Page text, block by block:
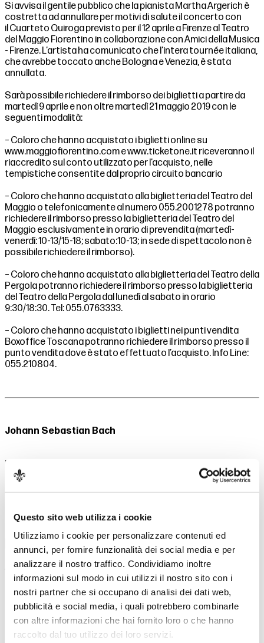
Questo sito web utilizza i cookie
Utilizziamo i cookie per personalizzare contenuti ed
annunci, per fornire funzionalità dei social media e per
analizzare il nostro traffico. Condividiamo inoltre
informazioni sul modo in cui utilizzi il nostro sito con i
nostri partner che si occupano di analisi dei dati web,
pubblicità e social media, i quali potrebbero combinarle
con altre informazioni che hai fornito loro o che hanno
raccolto dal tuo utilizzo dei loro servizi.
Si avvisa il gentile pubblico che la pianistaMartha Argerich è
costretta ad annullare per motivi di salute il concerto con
il Cuarteto Quiroga previsto per il 12 aprile a Firenze al Teatro
del Maggio Fiorentino in collaborazione con Amici della Musica
- Firenze. L’artista ha comunicato che l’intera tournée italiana,
che avrebbe toccato anche Bologna e Venezia, è stata
annullata.
Sarà possibile richiedere il rimborso dei biglietti a partire da
martedì 9 aprile e non oltre martedì21 maggio 2019 con le
seguenti modalità:
– Coloro che hanno acquistato i biglietti online su
www.maggiofiorentino.com e www.ticketone.it riceveranno il
riaccredito sul conto utilizzato per l’acquisto, nelle
tempistiche consentite dal proprio circuito bancario
– Coloro che hanno acquistato alla biglietteria del Teatro del
Maggio o telefonicamente al numero 055.2001278 potranno
richiedere il rimborso presso la biglietteria del Teatro del
Maggio esclusivamente in orario di prevendita (martedì-
venerdì: 10-13/15-18; sabato:10-13; in sede di spettacolo non è
possibile richiedere il rimborso).
– Coloro che hanno acquistato alla biglietteria del Teatro della
Pergola potranno richiedere il rimborso presso la biglietteria
del Teatro della Pergola dal lunedì al sabato in orario
9:30/18:30. Tel: 055.0763333.
– Coloro che hanno acquistato i biglietti nei punti vendita
Boxoffice Toscana potranno richiedere il rimborso presso il
punto vendita dove è stato effettuato l’acquisto. Info Line:
055.210804.
Johann Sebastian Bach
Partita n. 2 in do minore BWV 826
Robert Schumann
Quintetto in mi bemolle maggiore per pianoforte e archi op. 44
Artisti
Pianoforte
Martha Argerich
Cuarteto Quiroga